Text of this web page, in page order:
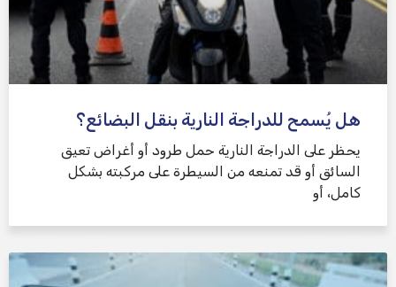
هل يُسمح للدراجة النارية بنقل البضائع؟
يحظر على الدراجة النارية حمل طرود أو أغراض تعيق
السائق أو قد تمنعه من السيطرة على مركبته بشكل
كامل، أو